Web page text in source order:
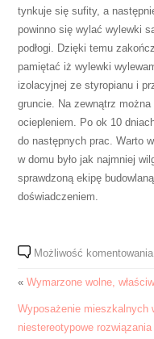
tynkuje się sufity, a
powinno się wylać wylewki
podłogi. Dzięki temu
pamiętać iż wylewki
izolacyjnej ze styropianu i
gruncie. Na zewnątrz
ociepleniem. Po ok 10
do następnych prac. Warto
w domu było jak najmniej
sprawdzoną ekipę
doświadczeniem.
Możliwość
«Wymarzone wolne,
Wyposażenie mieszkalnych
niestereotypowe rozwiązania